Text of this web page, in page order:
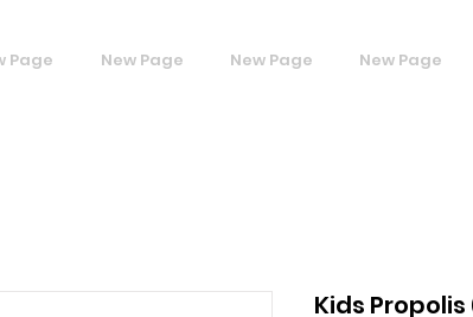
Page New Page New Page New Page
Kids Propolis